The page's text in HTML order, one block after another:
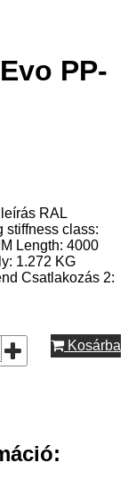
PP-
RAL
stiffness class:
Length: 4000
1.272 KG
Csatlakozás 2:
Kosárba